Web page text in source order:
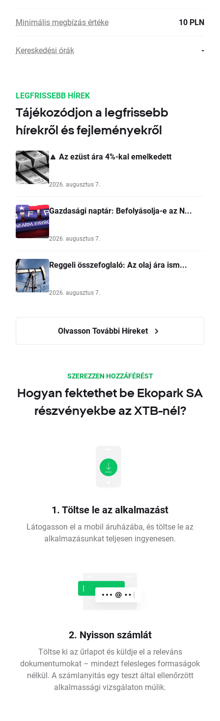
Minimális megbízás értéke 10 PLN
Kereskedési órák -
LEGFRISSEBB HÍREK
Tájékozódjon a legfrissebb
hírekről és fejleményekről
🔼 Az ezüst ára 4%-kal emelkedett
2026. augusztus 7.
Gazdasági naptár: Befolyásolja-e az N...
2026. augusztus 7.
Reggeli összefoglaló: Az olaj ára ism...
2026. augusztus 7.
Olvasson További Híreket
SZEREZZEN HOZZÁFÉRÉST
Hogyan fektethet be Ekopark SA
részvényekbe az XTB-nél?
1. Töltse le az alkalmazást
Látogasson el a mobil áruházába, és töltse le az
alkalmazásunkat teljesen ingyenesen.
2. Nyisson számlát
Töltse ki az űrlapot és küldje el a releváns
dokumentumokat – mindezt felesleges formaságok
nélkül. A számlanyitás egy teszt által ellenőrzött
alkalmassági vizsgálaton múlik.